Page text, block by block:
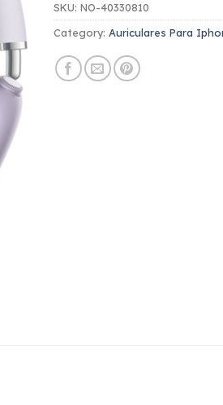
SKU: NO-40330810
Category: Auriculares Para